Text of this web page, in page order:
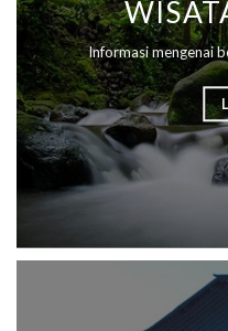
Informasi mengenai